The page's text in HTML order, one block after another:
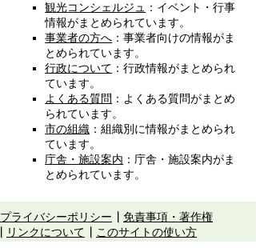
観光コンシェルジュ ：イベント・行事
情報がまとめられています。
事業者の方へ ：事業者向けの情報がま
とめられています。
行政について ：行政情報がまとめられ
ています。
よくある質問 ：よくある質問がまとめ
られています。
市の組織 ：組織別に情報がまとめられ
ています。
庁舎・施設案内 ：庁舎・施設案内がま
とめられています。
プライバシーポリシー
免責事項・著作権
リンクについて
このサイトの使い方